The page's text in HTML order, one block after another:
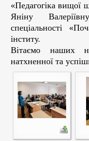
«Педагогіка вищої
Яніну
cпеціальності
інститу.
Вітаємо наших
натхненної та